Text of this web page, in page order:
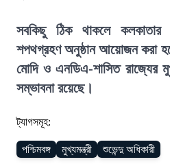
সবকিছু ঠিক থাকলে কলকাতার
শপথগ্রহণ অনুষ্ঠান আয়োজন করা
মোদি ও এনডিএ-শাসিত রাজ্যের
সম্ভাবনা রয়েছে।
ট্যাগসমূহ:
পশ্চিমবঙ্গ মুখ্যমন্ত্রী শুভেন্দু অধিকারী